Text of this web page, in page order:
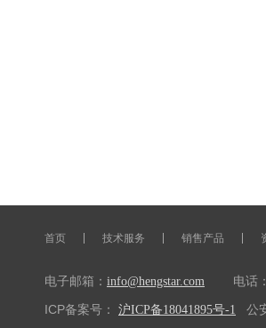
首页 技术服务 销售产品
电子邮箱： info@hengstar.com
电话：
ICP备案号： 沪ICP备18041895号-1 公